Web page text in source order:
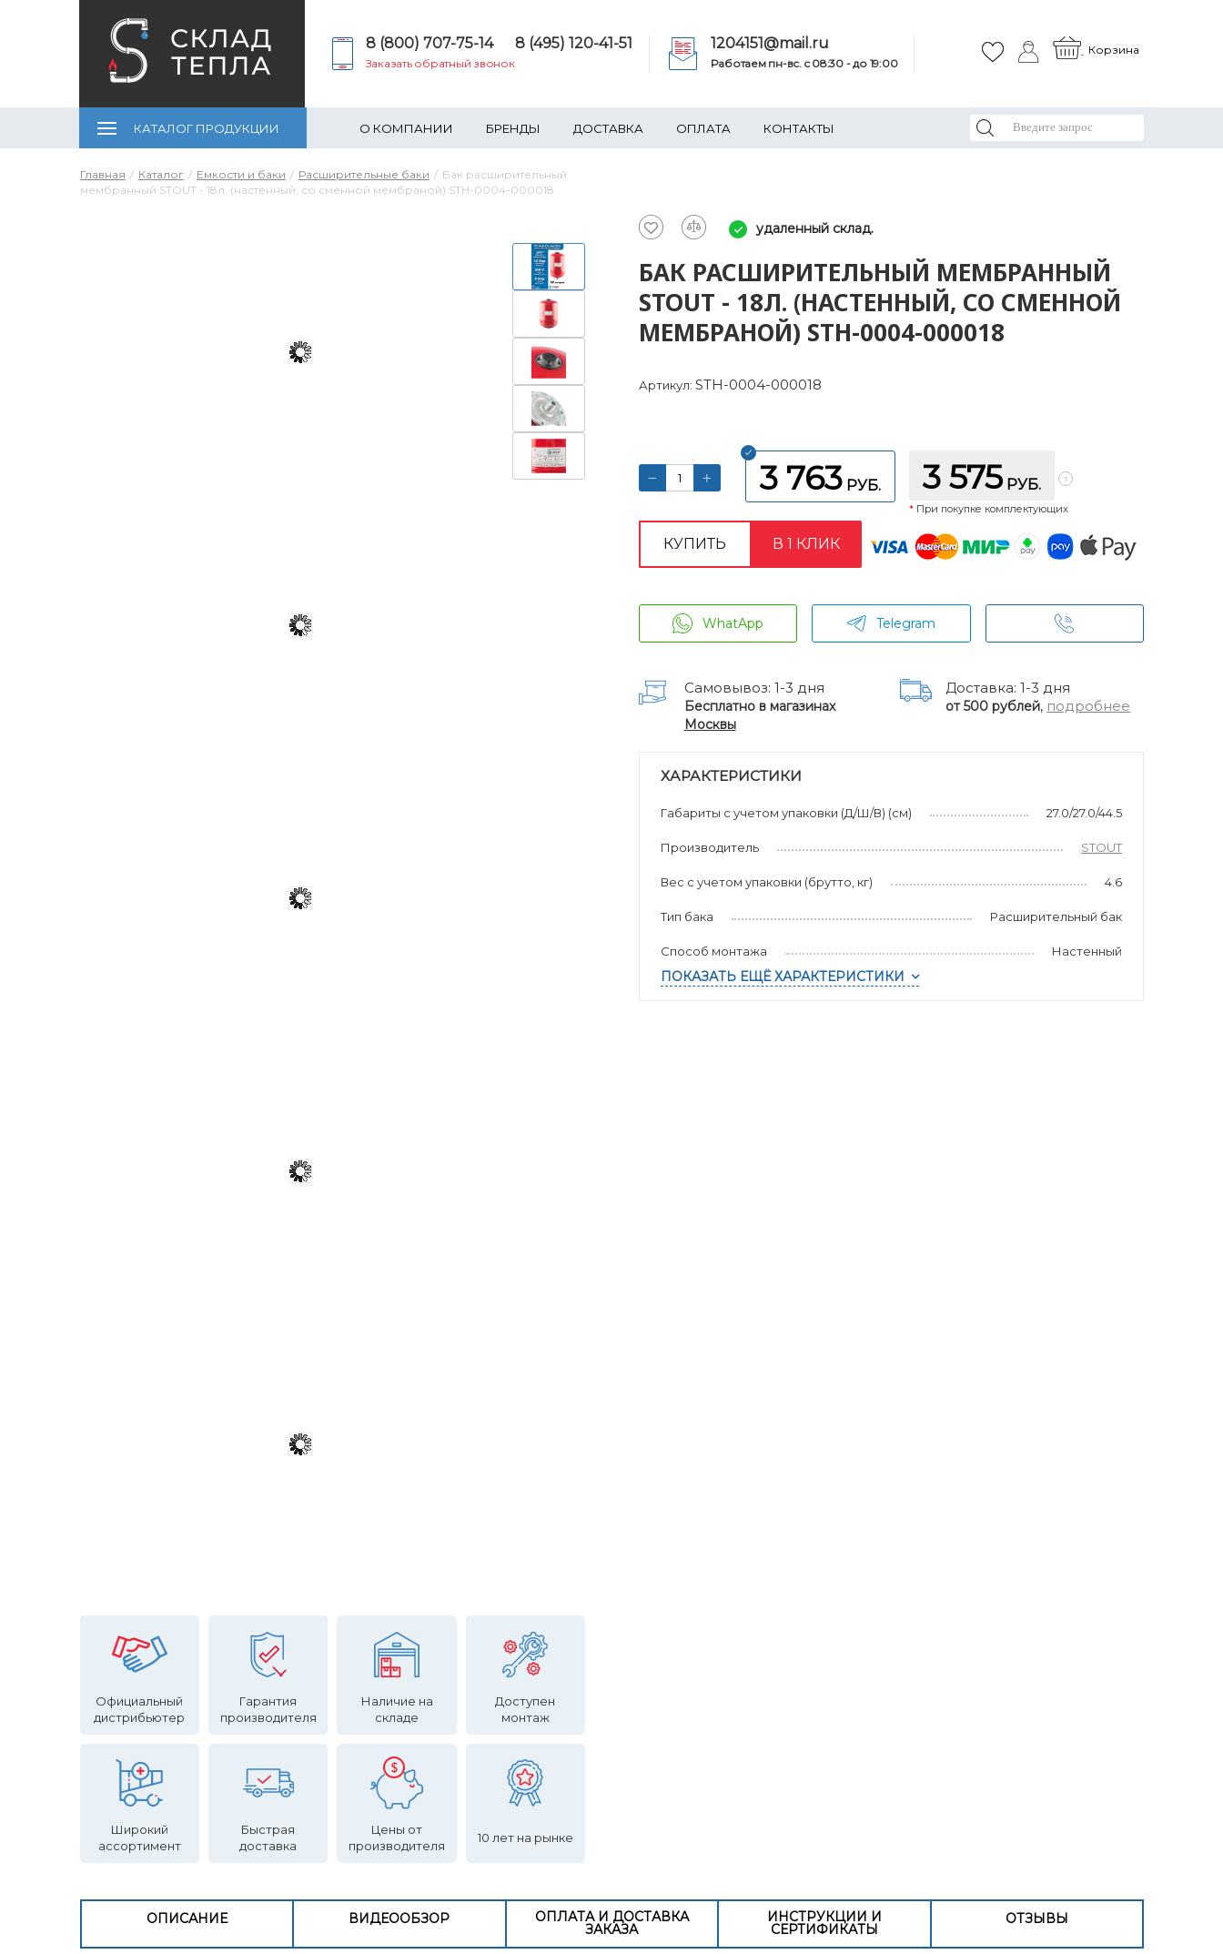
8 (800) 707-75-14 8 (495) 120-41-51
Заказать обратный звонок
1204151@mail.ru
Работаем пн-вс. c 08:30 - до 19:00
Корзина
КАТАЛОГ ПРОДУКЦИИ О КОМПАНИИ БРЕНДЫ ДОСТАВКА ОПЛАТА КОНТАКТЫ
Главная Каталог Емкости и баки Расширительные баки
Бак расширительный
мембранный STOUT - 18л. (настенный, со сменной мембраной) STH-0004-000018
Официальный
дистрибьютер
Гарантия
производителя
Наличие на
складе
Доступен
монтаж
Широкий
ассортимент
Быстрая
доставка
Цены от
производителя
10 лет на рынке
удаленный склад.
БАК РАСШИРИТЕЛЬНЫЙ МЕМБРАННЫЙ
STOUT - 18Л. (НАСТЕННЫЙ, СО СМЕННОЙ
МЕМБРАНОЙ) STH-0004-000018
Артикул: STH-0004-000018
3 763 РУБ. 3 575 РУБ.
* При покупке комплектующих
КУПИТЬ В 1 КЛИК
WhatApp Telegram
Самовывоз: 1-3 дня
Бесплатно в магазинах
Москвы
Доставка: 1-3 дня
от 500 рублей, подробнее
ХАРАКТЕРИСТИКИ
Габариты с учетом упаковки (Д/Ш/В) (см) 27.0/27.0/44.5
Производитель STOUT
Вес с учетом упаковки (брутто, кг) 4.6
Тип бака Расширительный бак
Способ монтажа Настенный
ПОКАЗАТЬ ЕЩЁ ХАРАКТЕРИСТИКИ
ОПИСАНИЕ ВИДЕООБЗОР ОПЛАТА И ДОСТАВКА
ЗАКАЗА
ИНСТРУКЦИИ И
СЕРТИФИКАТЫ
ОТЗЫВЫ